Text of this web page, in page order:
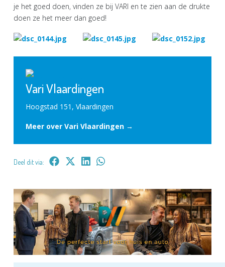
je het goed doen, vinden ze bij VARI en te zien aan de drukte
doen ze het meer dan goed!
Vari Vlaardingen
Hoogstad 151, Vlaardingen
Meer over Vari Vlaardingen →
Deel dit via: